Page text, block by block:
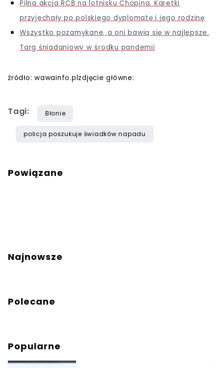
Pilna akcja RCB na lotnisku Chopina. Karetki
przyjechały po polskiego dyplomatę i jego rodzinę
Wszystko pozamykane, a oni bawią się w najlepsze.
Targ śniadaniowy w środku pandemii
źródło: wawainfo.plzdjęcie główne:
Tagi: Błonie
policja poszukuje świadków napadu
Powiązane
Najnowsze
Polecane
Popularne